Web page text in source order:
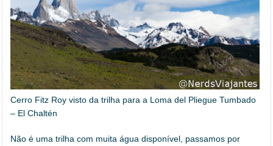
Cerro Fitz Roy visto da trilha para a Loma del Pliegue Tumbado
– El Chaltén
Não é uma trilha com muita água disponível, passamos por